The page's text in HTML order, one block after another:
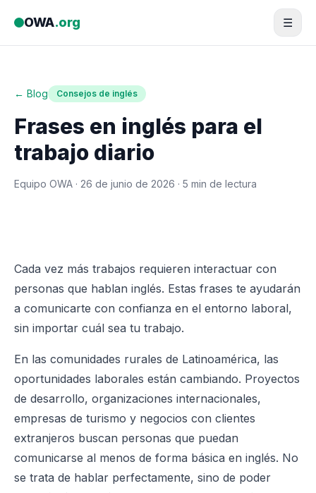
OWA.org ☰
← Blog Consejos de inglés
Frases en inglés para el
trabajo diario
Equipo OWA · 26 de junio de 2026 · 5 min de lectura
Cada vez más trabajos requieren interactuar con
personas que hablan inglés. Estas frases te ayudarán
a comunicarte con confianza en el entorno laboral,
sin importar cuál sea tu trabajo.
En las comunidades rurales de Latinoamérica, las
oportunidades laborales están cambiando. Proyectos
de desarrollo, organizaciones internacionales,
empresas de turismo y negocios con clientes
extranjeros buscan personas que puedan
comunicarse al menos de forma básica en inglés. No
se trata de hablar perfectamente, sino de poder